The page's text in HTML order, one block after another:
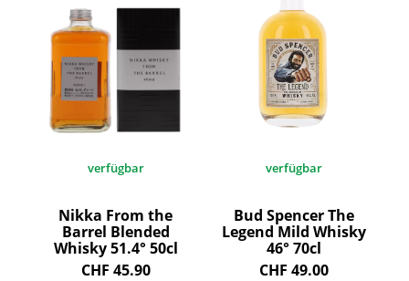
verfügbar
Nikka From the
Barrel Blended
Whisky 51.4° 50cl
CHF 45.90
verfügbar
Bud Spencer The
Legend Mild Whisky
46° 70cl
CHF 49.00